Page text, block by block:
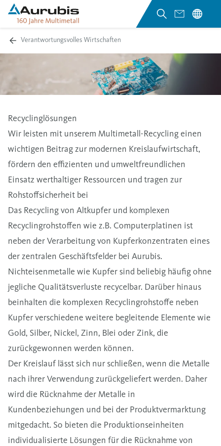
Verantwortungsvolles Wirtschaften
Recyclinglösungen
Wir leisten mit unserem Multimetall-Recycling einen
wichtigen Beitrag zur modernen Kreislaufwirtschaft,
fördern den effizienten und umweltfreundlichen
Einsatz werthaltiger Ressourcen und tragen zur
Rohstoffsicherheit bei
Das Recycling von Altkupfer und komplexen
Recyclingrohstoffen wie z.B. Computerplatinen ist
neben der Verarbeitung von Kupferkonzentraten eines
der zentralen Geschäftsfelder bei Aurubis.
Nichteisenmetalle wie Kupfer sind beliebig häufig ohne
jegliche Qualitätsverluste recycelbar. Darüber hinaus
beinhalten die komplexen Recyclingrohstoffe neben
Kupfer verschiedene weitere begleitende Elemente wie
Gold, Silber, Nickel, Zinn, Blei oder Zink, die
zurückgewonnen werden können.
Der Kreislauf lässt sich nur schließen, wenn die Metalle
nach ihrer Verwendung zurückgeliefert werden. Daher
wird die Rücknahme der Metalle in
Kundenbeziehungen und bei der Produktvermarktung
mitgedacht. So bieten die Produktionseinheiten
individualisierte Lösungen für die Rücknahme von